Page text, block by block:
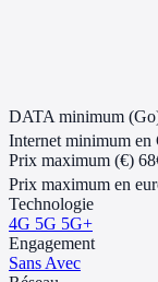
DATA minimum
Internet minimum en
Prix maximum (€)
Prix maximum en
Technologie
4G 5G 5G+
Engagement
Sans Avec